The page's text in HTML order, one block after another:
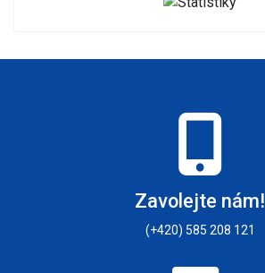
Zavolejte nám!
(+420) 585 208 121